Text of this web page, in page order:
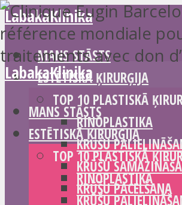
LabakaKlinika
MANS STĀSTS
ESTĒTISKĀ ĶIRURĢIJA
TOP 10 PLASTISKĀ
RINOPLASTIKA
KRŪŠU
KRŪŠU
KRŪŠU PACELŠANA
LabakaKlinika
MANS STĀSTS
ESTĒTISKĀ ĶIRURĢIJA
TOP 10 PLASTISKĀ
RINOPLASTIKA
KRŪŠU